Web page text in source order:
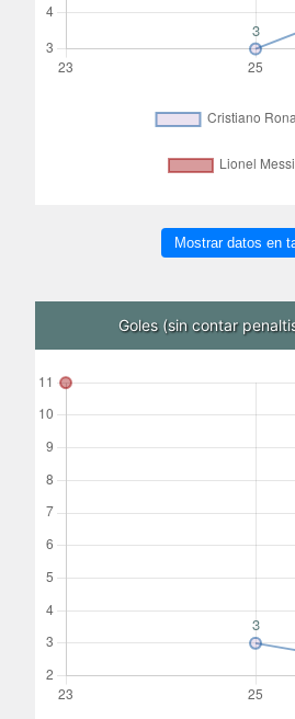
Mostrar datos en
Goles (sin contar